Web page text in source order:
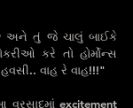
અને તું જે ચાલું બાઈકે
કરે તો હોર્મોન્સ
વાહ રે વાહ!!!"
excitement